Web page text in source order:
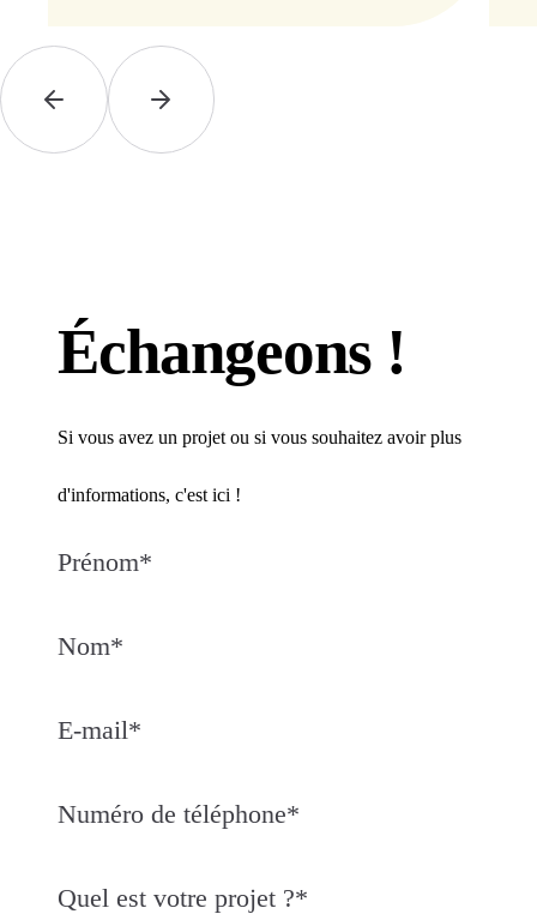
Échangeons !
Si vous avez un projet ou si vous souhaitez avoir plus
d'informations, c'est ici !
Prénom*
Nom*
E-mail*
Numéro de téléphone*
Quel est votre projet ?*